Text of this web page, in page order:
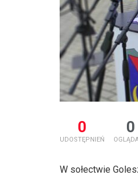
0
UDOSTĘPNIEŃ
0
W sołectwie